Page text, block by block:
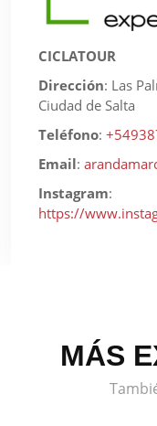
CICLATOUR
Dirección: Las
Ciudad de Salta
Teléfono:
Email:
Instagram:
https://
MÁS